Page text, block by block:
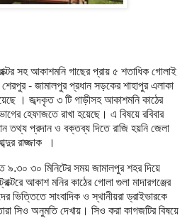
সহ আকাশমনি গাছের প্রায় ৫ শতাধিক গোলাই
- জামালপুর প্রধান সড়কের শাহাপুর এলাকা
। জব্দকৃত ৩ টি গাড়ীসহ আকাশমনি কাঠের
হেফাজতে রাখা হয়েছে। এ বিষয়ে রবিবার
প্রদান ও বক্তব্য দিতে রাজি হয়নি জেলা
রাজ্জাক ।
৯.৩০ ৩০ মিনিটের সময় জামালপুর শহর দিয়ে
আকাশ মনির কাঠের গোলা গুলা মাদারগঞ্জের
ভিত্তিতে সাংবাদিক ও স্থানীয়রা ড্রাইভারকে
সিও অনুমতি দেখায়। সিও করা কাগজটির বিষয়ে